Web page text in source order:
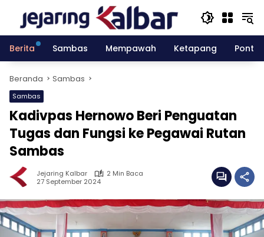
konten
Berita
Sambas Mempawah Ketapang
Beranda Sambas
Sambas
Kadivpas Hernowo Beri Penguatan
Tugas dan Fungsi ke Pegawai Rutan
Sambas
Jejaring Kalbar
2 Min Baca
27 September 2024